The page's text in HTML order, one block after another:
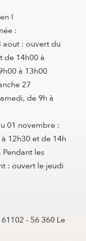
!
:
aout : ouvert du
de 14h00 à
à 13h00
27
de 9h à
01 novembre :
12h30 et de 14h
les
: ouvert le jeudi
- 56 360 Le